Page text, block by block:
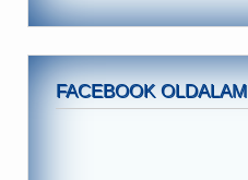
FACEBOOK OLDALAM